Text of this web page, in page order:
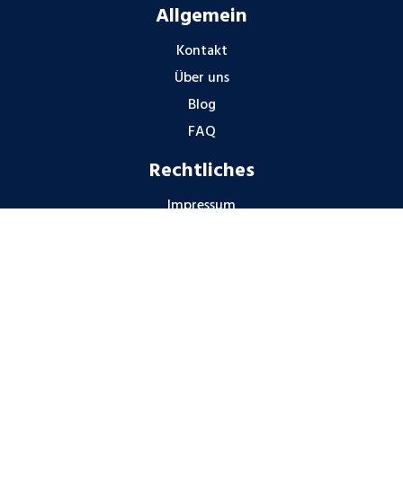
Allgemein
Kontakt
Über uns
Blog
FAQ
Rechtliches
Impressum